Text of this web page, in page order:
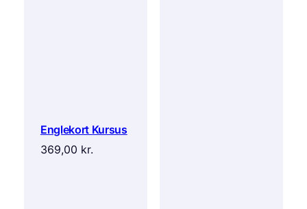
Englekort Kursus
369,00 kr.